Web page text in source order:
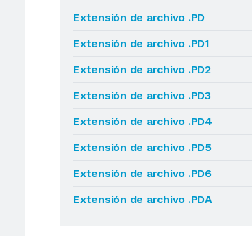
Extensión de archivo .PD
Extensión de archivo .PD1
Extensión de archivo .PD2
Extensión de archivo .PD3
Extensión de archivo .PD4
Extensión de archivo .PD5
Extensión de archivo .PD6
Extensión de archivo .PDA